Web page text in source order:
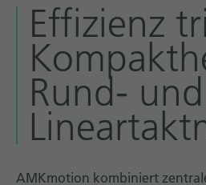
Lösungen
Engineering & Service
Unternehmen
Effizienz
Rund- und
AMKmotion kombiniert